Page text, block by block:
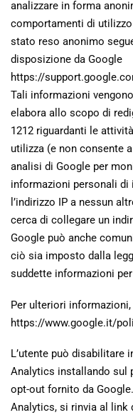
analizzare in forma
comportamenti di utilizzo
stato reso anonimo
disposizione da Google
https://
Tali informazioni
elabora allo scopo di
1212 riguardanti le
utilizza (e non consente
analisi di Google per
informazioni personali di
l’indirizzo IP a nessun
cerca di collegare un
Google può anche
ciò sia imposto dalla
suddette informazioni
Per ulteriori
https://www.google.it/
L’utente può disabilitare
Analytics installando sul
opt-out fornito da
Analytics, si rinvia al link